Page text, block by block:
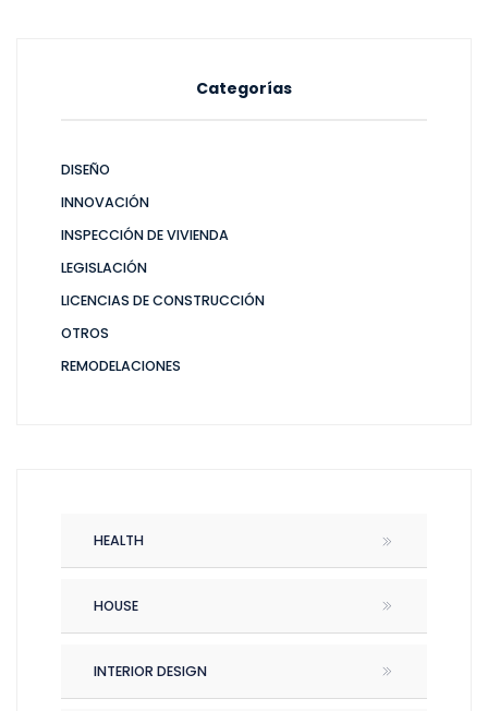
Categorías
DISEÑO
INNOVACIÓN
INSPECCIÓN DE VIVIENDA
LEGISLACIÓN
LICENCIAS DE CONSTRUCCIÓN
OTROS
REMODELACIONES
HEALTH
HOUSE
INTERIOR DESIGN